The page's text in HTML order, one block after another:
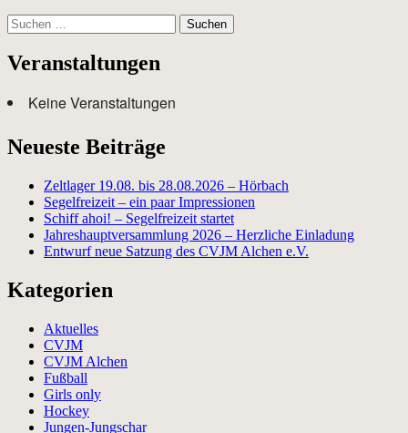
Suchen
nach:
Veranstaltungen
Keine Veranstaltungen
Neueste Beiträge
Zeltlager 19.08. bis 28.08.2026 – Hörbach
Segelfreizeit – ein paar Impressionen
Schiff ahoi! – Segelfreizeit startet
Jahreshauptversammlung 2026 – Herzliche Einladung
Entwurf neue Satzung des CVJM Alchen e.V.
Kategorien
Aktuelles
CVJM
CVJM Alchen
Fußball
Girls only
Hockey
Jungen-Jungschar